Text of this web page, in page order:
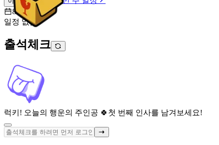
8월 8일 [토]
일정 없음
출석체크
럭키! 오늘의 행운의 주인공 🍀 첫 번째 인사를 남겨보세요!